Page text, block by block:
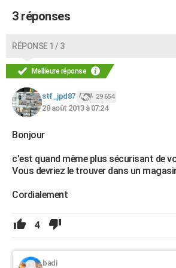
Bricolage
Lifestyle
Culture
Sport
Auto
Television
Voyage
Cinema
3 réponses
RÉPONSE 1 / 3
Meilleure réponse
stf_jpd87 29 654
28 août 2013 à 07:24
Bonjour
c'est quand même plus sécurisant de
Vous devriez le trouver dans un
Cordialement
4
badi